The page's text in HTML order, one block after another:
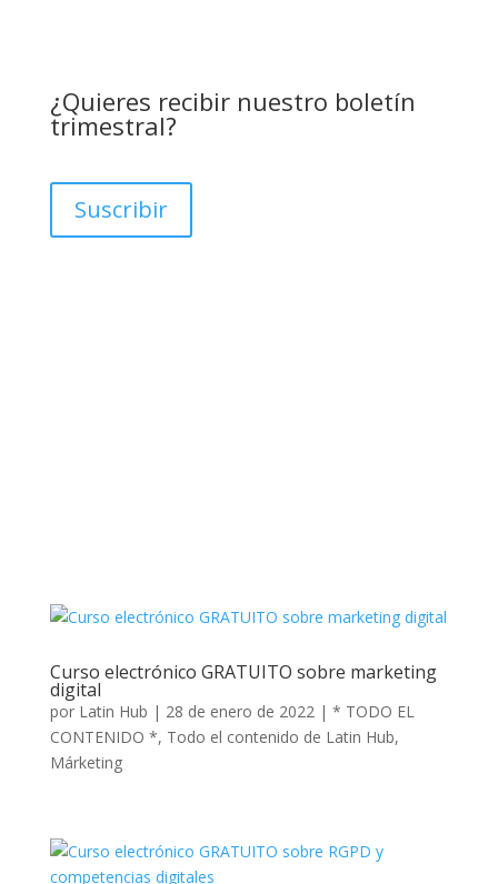
¿Quieres recibir nuestro boletín
trimestral?
Suscribir
Curso electrónico GRATUITO sobre marketing
digital
por Latin Hub | 28 de enero de 2022| * TODO EL
CONTENIDO *, Todo el contenido de Latin Hub,
Márketing